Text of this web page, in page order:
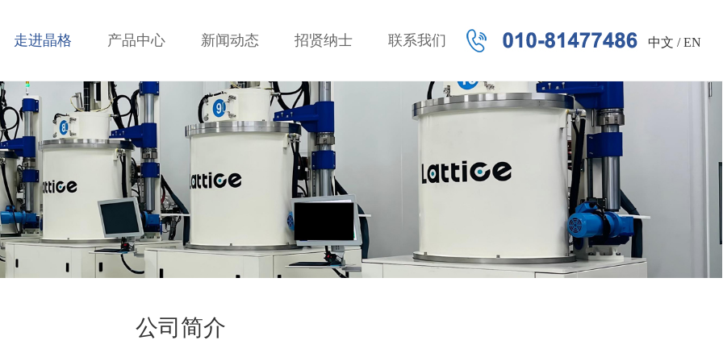
走进晶格 产品中心 新闻动态 招贤纳士 联系我们 中文 /EN
公司简介